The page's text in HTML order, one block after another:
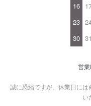
16
23
30 31
営
誠に恐縮ですが、休業日に
い